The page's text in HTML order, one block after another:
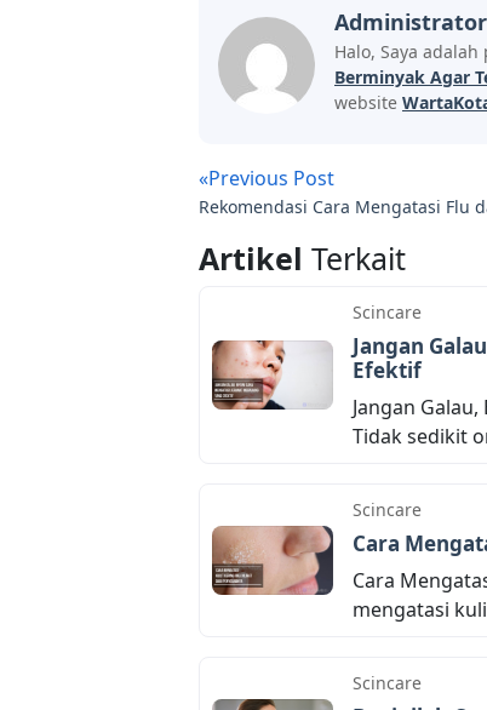
Administrator
Halo, Saya
Berminyak Agar
website
«Previous Post
Rekomendasi Cara Mengatasi Flu
Artikel Terkait
Scincare
Jangan
Efektif
Jangan
Tidak sedikit
Scincare
Cara
Cara
mengatasi
Scincare